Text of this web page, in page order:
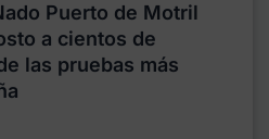
Puerto de Motril
a cientos de
las pruebas más